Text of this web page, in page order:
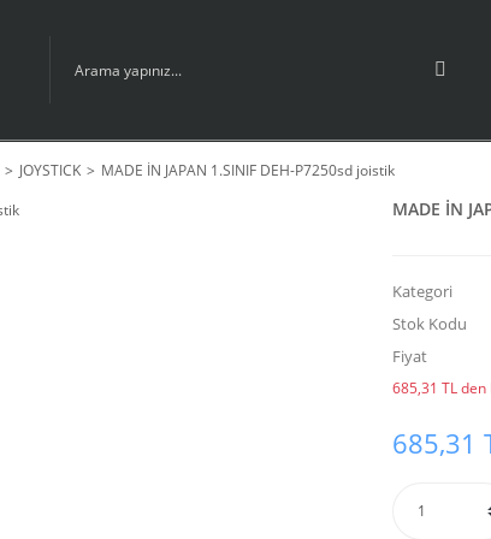
JOYSTICK MADE İN JAPAN 1.SINIF DEH-P7250sd joistik
MADE İN
Kategori
Stok Kodu
Fiyat
685,31 TL
685,31